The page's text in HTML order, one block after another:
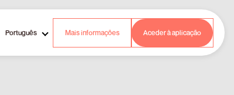
Português Mais informações Aceder à aplicação